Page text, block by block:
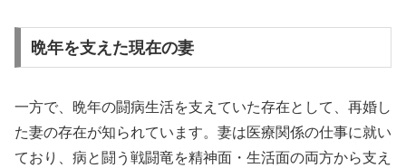
晩年を支えた現在の妻
一方で、晩年の闘病生活を支えていた存在として、再婚し
た妻の存在が知られています。妻は医療関係の仕事に就い
ており、病と闘う戦闘竜を精神面・生活面の両方から支え